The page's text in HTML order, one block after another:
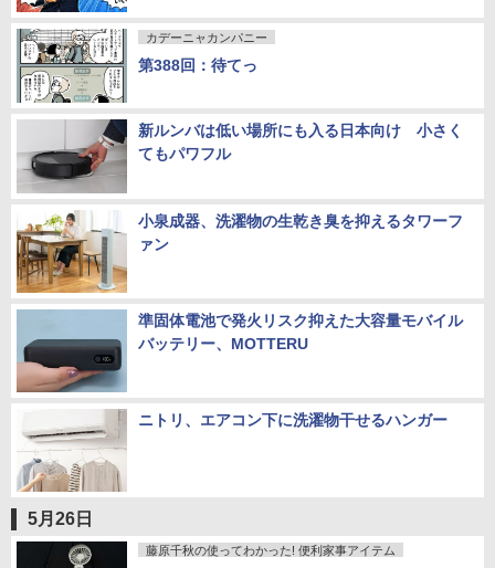
カデーニャカンパニー
第388回：待てっ
新ルンバは低い場所にも入る日本向け 小さく
てもパワフル
小泉成器、洗濯物の生乾き臭を抑えるタワーフ
ァン
準固体電池で発火リスク抑えた大容量モバイル
バッテリー、MOTTERU
ニトリ、エアコン下に洗濯物干せるハンガー
5月26日
藤原千秋の使ってわかった! 便利家事アイテム